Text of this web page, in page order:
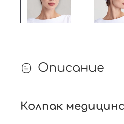
Описание
Колпак